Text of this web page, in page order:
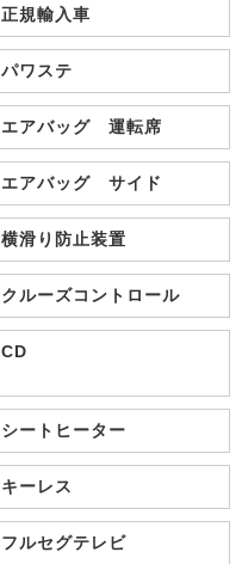
正規輸入車
パワステ
エアバッグ 運転席
エアバッグ サイド
横滑り防止装置
クルーズコントロール
CD
シートヒーター
キーレス
フルセグテレビ